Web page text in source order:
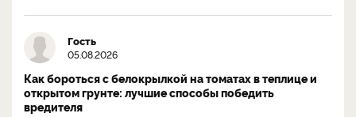
Гость
05.08.2026
Как бороться с белокрылкой на томатах в теплице и
открытом грунте: лучшие способы победить
вредителя